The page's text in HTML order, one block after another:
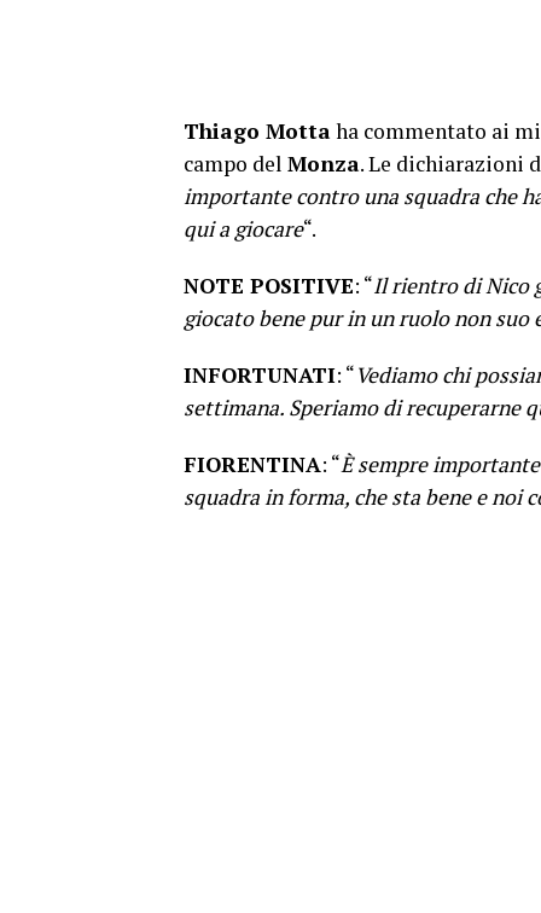
Thiago Mottaha commentato ai
campo del Monza. Le dichiarazioni
importante contro una squadra che
qui a giocare“.
NOTE POSITIVE: “Il rientro di Nico
giocato bene pur in un ruolo non
INFORTUNATI: “Vediamo chi
settimana. Speriamo di recuperarne
FIORENTINA: “È sempre
squadra in forma, che sta bene e